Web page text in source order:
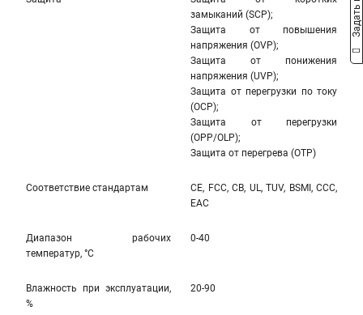
замыканий (SCP);
Защита от повышения
напряжения (OVP);
Защита от понижения
напряжения (UVP);
Защита от перегрузки по току
(OCP);
Защита от перегрузки
(OPP/OLP);
Защита от перегрева (OTP)
Соответствие стандартам
CE, FCC, CB, UL, TUV, BSMI, CCC,
EAC
Диапазон рабочих
температур, °С
0-40
Влажность при эксплуатации,
%
20-90